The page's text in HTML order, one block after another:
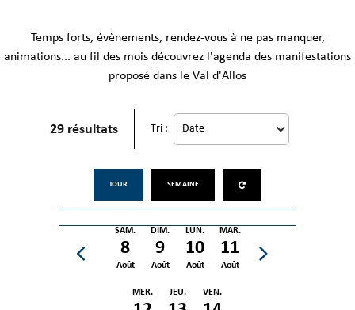
Temps forts, évènements, rendez-vous à ne pas manquer,
animations... au fil des mois découvrez l'agenda des manifestations
proposé dans le Val d'Allos
29 résultats Tri :
JOUR SEMAINE
SAM.
8
Août
DIM.
9
Août
LUN.
10
Août
MAR.
11
Août
MER. JEU. VEN.